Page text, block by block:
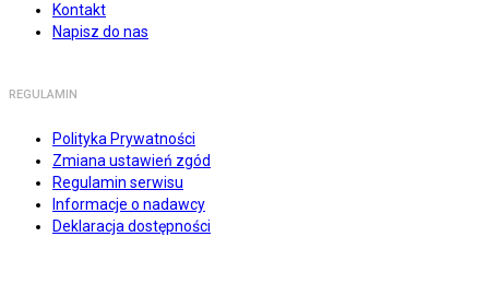
Kontakt
Napisz do nas
REGULAMIN
Polityka Prywatności
Zmiana ustawień zgód
Regulamin serwisu
Informacje o nadawcy
Deklaracja dostępności